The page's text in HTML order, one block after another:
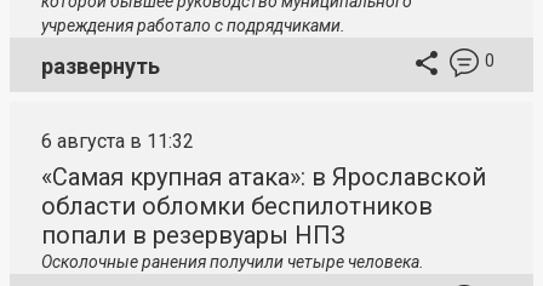
учреждения работало с подрядчиками.
развернуть 0
6 августа в 11:32
«Самая крупная атака»: в Ярославской
области обломки беспилотников
попали в резервуары НПЗ
Осколочные ранения получили четыре человека.